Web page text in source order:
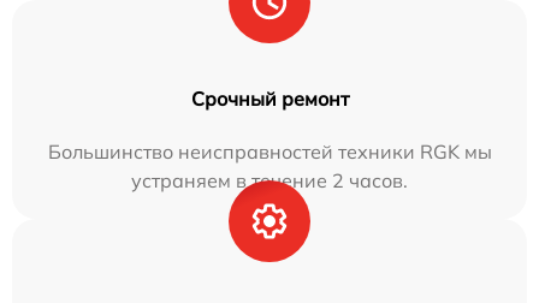
Срочный ремонт
Большинство неисправностей техники RGK мы
устраняем в течение 2 часов.